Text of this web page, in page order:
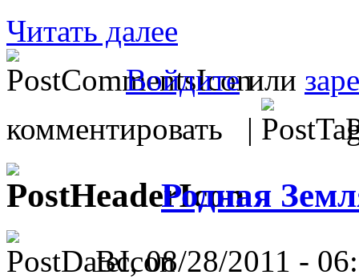
Читать далее
Войдитеили
комментировать |
Родная
Вс, 08/28/2011 -